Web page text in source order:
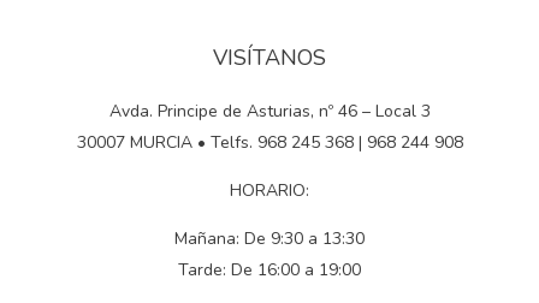
VISÍTANOS
Avda. Principe de Asturias, nº 46 – Local 3
30007 MURCIA • Telfs. 968 245 368 | 968 244 908
HORARIO:
Mañana: De 9:30 a 13:30
Tarde: De 16:00 a 19:00